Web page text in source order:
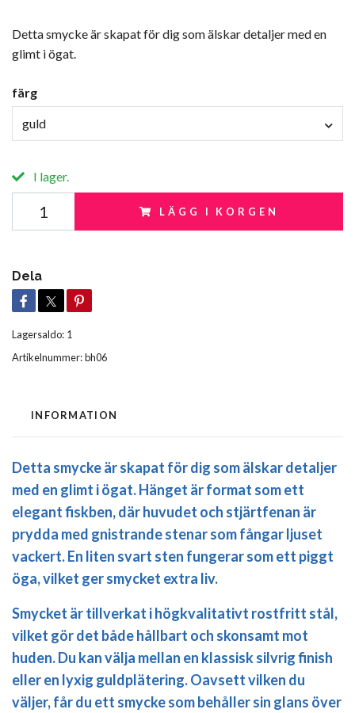
Detta smycke är skapat för dig som älskar detaljer med en
glimt i ögat.
färg
guld
I lager.
LÄGG I KORGEN
Dela
Lagersaldo: 1
Artikelnummer:bh06
INFORMATION
Detta smycke är skapat för dig som älskar detaljer
med en glimt i ögat. Hänget är format som ett
elegant fiskben, där huvudet och stjärtfenan är
prydda med gnistrande stenar som fångar ljuset
vackert. En liten svart sten fungerar som ett piggt
öga, vilket ger smycket extra liv.
Smycket är tillverkat i högkvalitativt rostfritt stål,
vilket gör det både hållbart och skonsamt mot
huden. Du kan välja mellan en klassisk silvrig finish
eller en lyxig guldplätering. Oavsett vilken du
väljer, får du ett smycke som behåller sin glans över